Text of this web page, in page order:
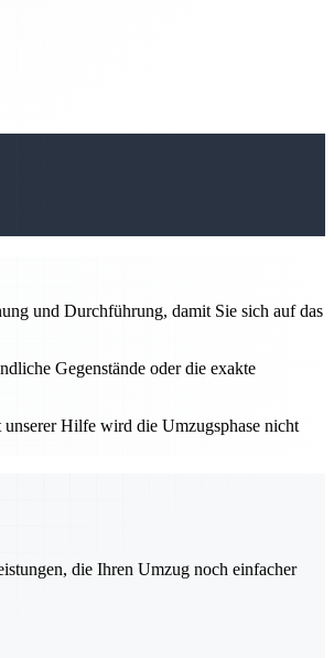
und Durchführung, damit Sie sich auf das
Gegenstände oder die exakte
Hilfe wird die Umzugsphase nicht
die Ihren Umzug noch einfacher